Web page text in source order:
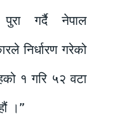
पुरा गर्दै नेपाल
निर्धारण गरेको
१ गरि ५२ वटा
।”